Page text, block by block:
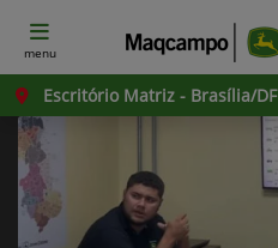
menu
Escritório Matriz - Brasília/DF